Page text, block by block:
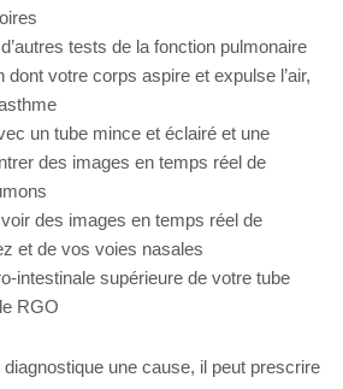
tests de la fonction pulmonaire
dont votre corps aspire et expulse l’air,
un tube mince et éclairé et une
des images en temps réel de
des images en temps réel de
et de vos voies nasales
intestinale supérieure de votre tube
RGO
diagnostique une cause, il peut prescrire